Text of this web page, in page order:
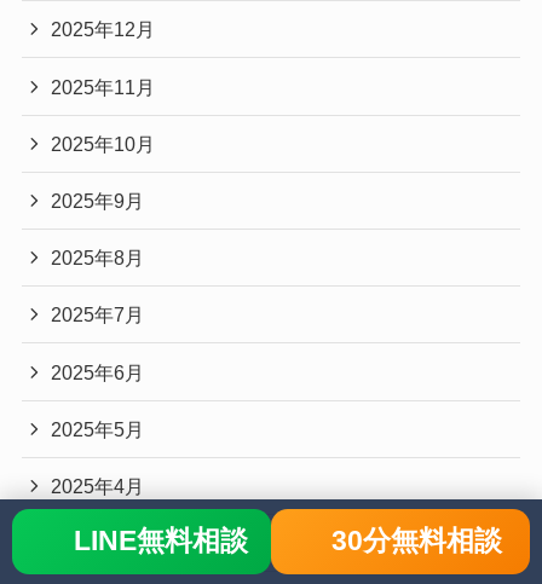
2025年12月
2025年11月
2025年10月
2025年9月
2025年8月
2025年7月
2025年6月
2025年5月
2025年4月
2025年3月
LINE無料相談 30分無料相談